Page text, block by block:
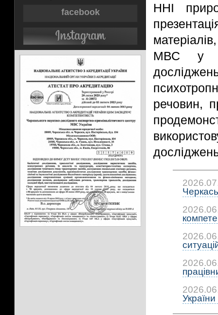
facebook
ННІ
МВС у
речовин,
України